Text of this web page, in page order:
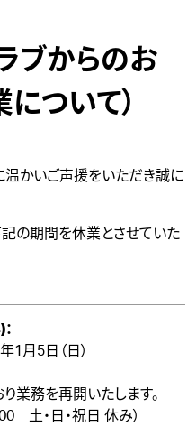
ブからのお
ついて）
温かいご声援をいただき誠に
の期間を休業とさせていた
1月5日（日）
業務を再開いたします。
土・日・祝日 休み）